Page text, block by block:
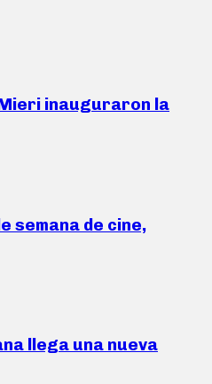
inauguraron la
semana de cine,
llega una nueva